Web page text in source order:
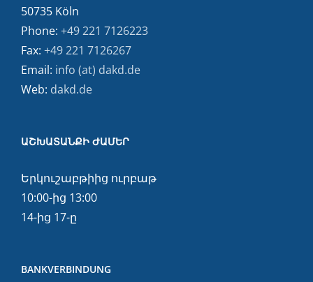
50735 Köln
Phone: +49 221 7126223
Fax: +49 221 7126267
Email: info (at) dakd.de
Web: dakd.de
ԱՇԽԱՏԱՆՔԻ ԺԱՄԵՐ
Երկուշաբթիից ուրբաթ
10:00-ից 13:00
14-ից 17-ը
BANKVERBINDUNG